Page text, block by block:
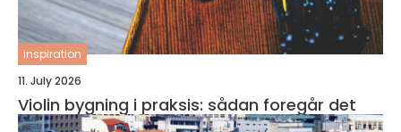
inspiration
11. July 2026
Violin bygning i praksis: sådan foregår det